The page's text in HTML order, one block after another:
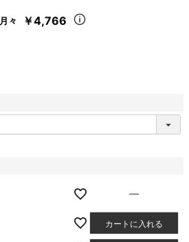
々 ￥4,766
—
カートに入れる